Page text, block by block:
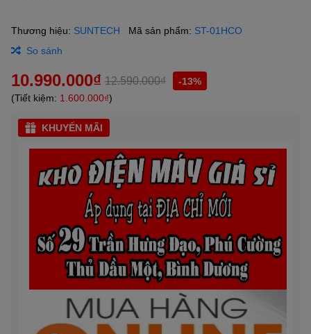
Thương hiệu: SUNTECH Mã sản phẩm: ST-01HCO
So sánh
10.990.000₫ 12.590.000₫
-13%
(Tiết kiệm: 1.600.000₫)
KHUYẾN MÃI